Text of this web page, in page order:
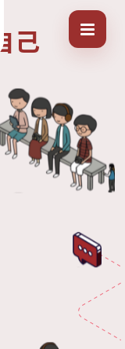
自己